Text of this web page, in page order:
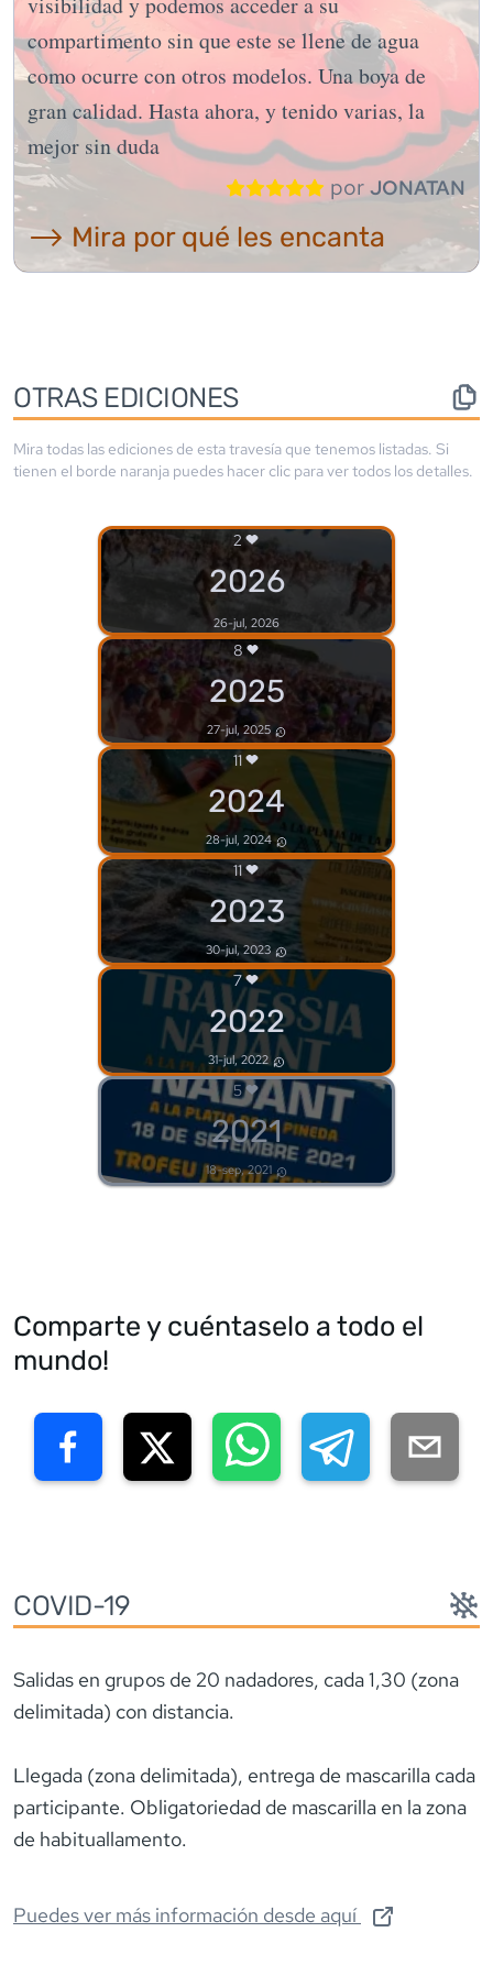
compartimento sin que este se llene de agua
como ocurre con otros modelos. Una boya de
gran calidad. Hasta ahora, y tenido varias, la
mejor sin duda
por JONATAN
⟶ Mira por qué les encanta
OTRAS EDICIONES
Mira todas las ediciones de esta travesía que tenemos listadas. Si
tienen el borde naranja puedes hacer clic para ver todos los detalles.
2
2026
26-jul, 2026
8
2025
27-jul, 2025
11
2024
28-jul, 2024
11
2023
30-jul, 2023
7
2022
31-jul, 2022
5
2021
18-sep, 2021
Comparte y cuéntaselo a todo el
mundo!
COVID-19
Salidas en grupos de 20 nadadores, cada 1,30 (zona
delimitada) con distancia.
Llegada (zona delimitada), entrega de mascarilla cada
participante. Obligatoriedad de mascarilla en la zona
de habituallamento.
Puedes ver más información desde aquí